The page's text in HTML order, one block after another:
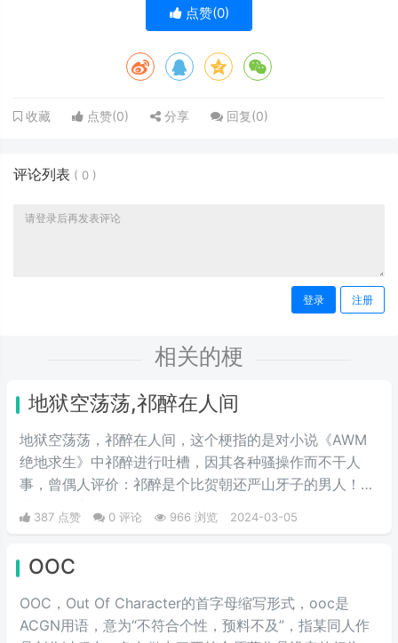
点赞(0)
收藏 点赞(0) 分享 回复(0)
评论列表 ( 0 )
登录 注册
相关的梗
地狱空荡荡,祁醉在人间
地狱空荡荡，祁醉在人间，这个梗指的是对小说《AWM
绝地求生》中祁醉进行吐槽，因其各种骚操作而不干人
事，曾偶人评价：祁醉是个比贺朝还严山牙子的男人！四
387 点赞 0 评论 966 浏览 2024-03-05
OOC
OOC，Out Of Character的首字母缩写形式，ooc是
ACGN用语，意为“不符合个性，预料不及”，指某同人作